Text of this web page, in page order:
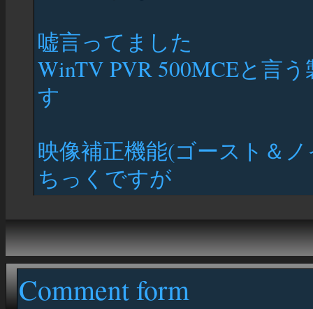
嘘言ってました
WinTV PVR 500MCEと言
す
映像補正機能(ゴースト＆
ちっくですが
Comment form